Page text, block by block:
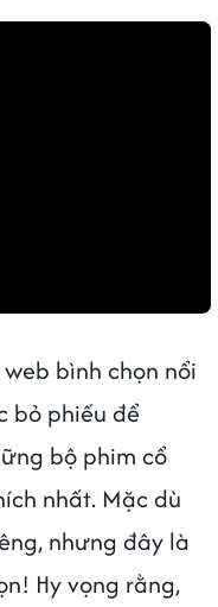
bình chọn nổi
bỏ phiếu để
bộ phim cổ
nhất. Mặc dù
nhưng đây là
Hy vọng rằng,